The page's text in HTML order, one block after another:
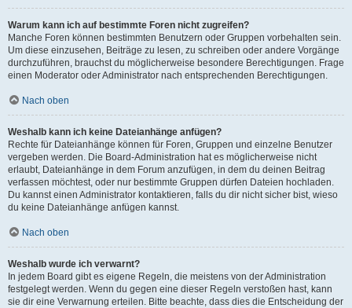
Warum kann ich auf bestimmte Foren nicht zugreifen?
Manche Foren können bestimmten Benutzern oder Gruppen vorbehalten sein.
Um diese einzusehen, Beiträge zu lesen, zu schreiben oder andere Vorgänge
durchzuführen, brauchst du möglicherweise besondere Berechtigungen. Frage
einen Moderator oder Administrator nach entsprechenden Berechtigungen.
Nach oben
Weshalb kann ich keine Dateianhänge anfügen?
Rechte für Dateianhänge können für Foren, Gruppen und einzelne Benutzer
vergeben werden. Die Board-Administration hat es möglicherweise nicht
erlaubt, Dateianhänge in dem Forum anzufügen, in dem du deinen Beitrag
verfassen möchtest, oder nur bestimmte Gruppen dürfen Dateien hochladen.
Du kannst einen Administrator kontaktieren, falls du dir nicht sicher bist, wieso
du keine Dateianhänge anfügen kannst.
Nach oben
Weshalb wurde ich verwarnt?
In jedem Board gibt es eigene Regeln, die meistens von der Administration
festgelegt werden. Wenn du gegen eine dieser Regeln verstoßen hast, kann
sie dir eine Verwarnung erteilen. Bitte beachte, dass dies die Entscheidung der